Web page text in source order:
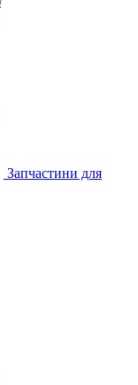
Запчастини для